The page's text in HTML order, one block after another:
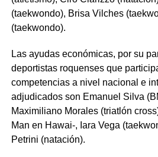
(taekwondo), Brisa Vilches
(taekwondo).
Las ayudas económicas, por su
deportistas roquenses que
competencias a nivel nacional e
adjudicados son Emanuel Silva
Maximiliano Morales (triatlón
Man en Hawai-, Iara Vega
Petrini (natación).